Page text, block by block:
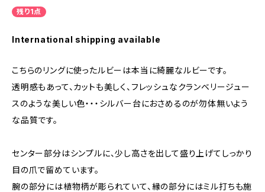
残り1点
International shipping available
こちらのリングに使ったルビーは本当に綺麗なルビーです。
透明感もあって、カットも美しく、フレッシュなクランベリージュー
スのような美しい色・・・シルバー台におさめるのが勿体無いよう
な品質です。
センター部分はシンプルに、少し高さを出して盛り上げてしっかり
目の爪で留めています。
腕の部分には植物柄が彫られていて、縁の部分にはミル打ちも施